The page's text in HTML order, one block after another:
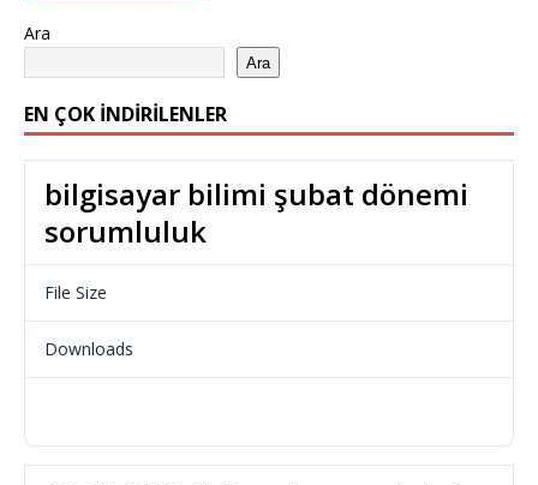
Ara
Ara
EN ÇOK İNDIRILENLER
bilgisayar bilimi şubat dönemi
sorumluluk
File Size
Downloads